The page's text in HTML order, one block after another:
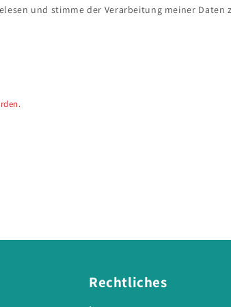
und stimme der Verarbeitung meiner Daten
Rechtliches